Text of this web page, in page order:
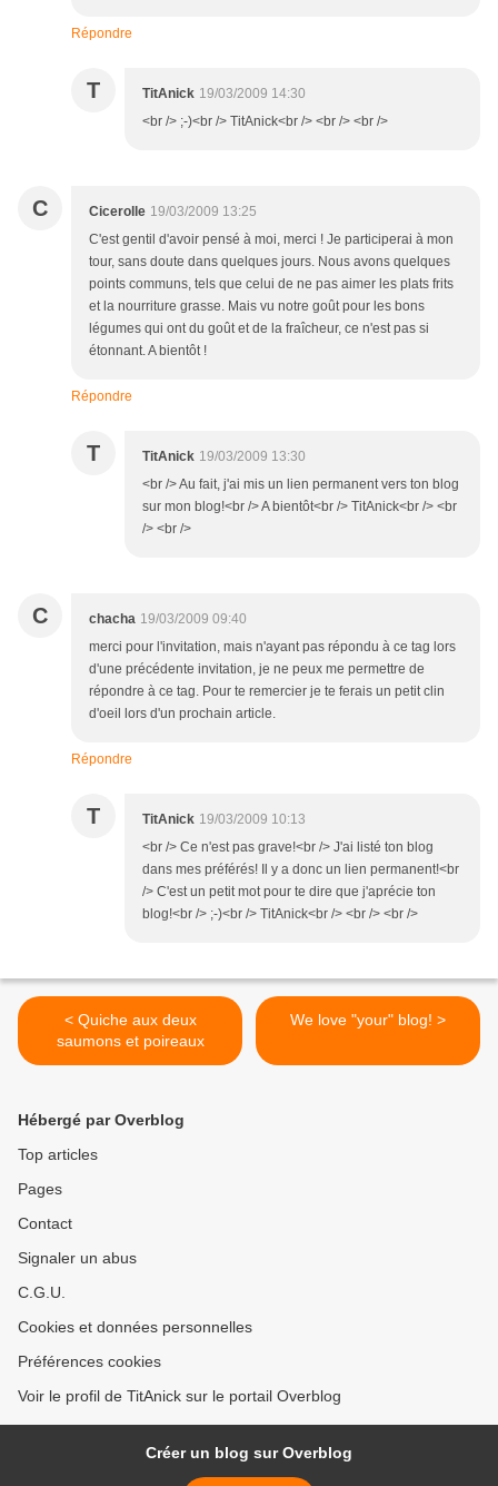
Répondre
T TitAnick 19/03/2009 14:30
<br /> ;-)<br /> TitAnick<br /> <br /> <br />
C Cicerolle 19/03/2009 13:25
C'est gentil d'avoir pensé à moi, merci ! Je participerai à mon
tour, sans doute dans quelques jours. Nous avons quelques
points communs, tels que celui de ne pas aimer les plats frits
et la nourriture grasse. Mais vu notre goût pour les bons
légumes qui ont du goût et de la fraîcheur, ce n'est pas si
étonnant. A bientôt !
Répondre
T TitAnick 19/03/2009 13:30
<br /> Au fait, j'ai mis un lien permanent vers ton blog
sur mon blog!<br /> A bientôt<br /> TitAnick<br /> <br
/> <br />
C chacha 19/03/2009 09:40
merci pour l'invitation, mais n'ayant pas répondu à ce tag lors
d'une précédente invitation, je ne peux me permettre de
répondre à ce tag. Pour te remercier je te ferais un petit clin
d'oeil lors d'un prochain article.
Répondre
T TitAnick 19/03/2009 10:13
<br /> Ce n'est pas grave!<br /> J'ai listé ton blog
dans mes préférés! Il y a donc un lien permanent!<br
/> C'est un petit mot pour te dire que j'aprécie ton
blog!<br /> ;-)<br /> TitAnick<br /> <br /> <br />
< Quiche aux deux
saumons et poireaux
We love "your" blog! >
Hébergé par Overblog
Top articles
Pages
Contact
Signaler un abus
C.G.U.
Cookies et données personnelles
Préférences cookies
Voir le profil de TitAnick sur le portail Overblog
Créer un blog sur Overblog